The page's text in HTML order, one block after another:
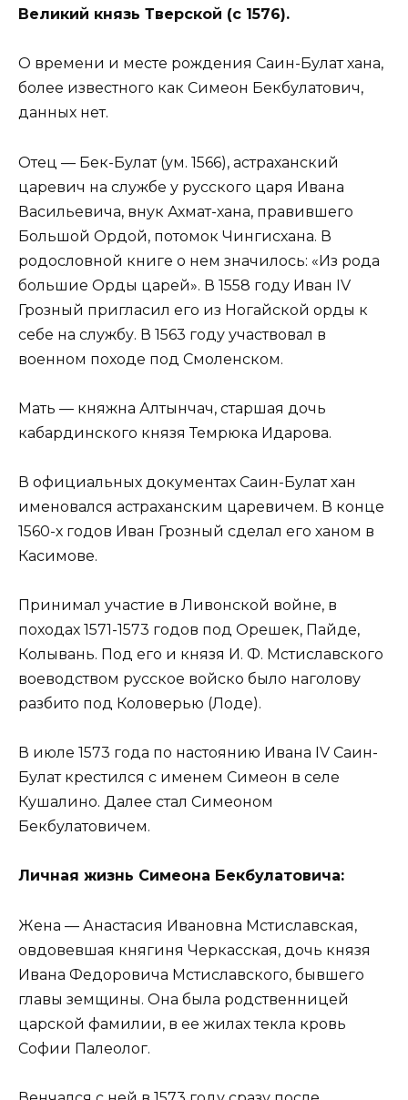
Великий князь Тверской (с 1576).
О времени и месте рождения Саин-Булат хана,
более известного как Симеон Бекбулатович,
данных нет.
Отец — Бек-Булат (ум. 1566), астраханский
царевич на службе у русского царя Ивана
Васильевича, внук Ахмат-хана, правившего
Большой Ордой, потомок Чингисхана. В
родословной книге о нем значилось: «Из рода
большие Орды царей». В 1558 году Иван IV
Грозный пригласил его из Ногайской орды к
себе на службу. В 1563 году участвовал в
военном походе под Смоленском.
Мать — княжна Алтынчач, старшая дочь
кабардинского князя Темрюка Идарова.
В официальных документах Саин-Булат хан
именовался астраханским царевичем. В конце
1560-х годов Иван Грозный сделал его ханом в
Касимове.
Принимал участие в Ливонской войне, в
походах 1571-1573 годов под Орешек, Пайде,
Колывань. Под его и князя И. Ф. Мстиславского
воеводством русское войско было наголову
разбито под Коловерью (Лоде).
В июле 1573 года по настоянию Ивана IV Саин-
Булат крестился с именем Симеон в селе
Кушалино. Далее стал Симеоном
Бекбулатовичем.
Личная жизнь Симеона Бекбулатовича:
Жена — Анастасия Ивановна Мстиславская,
овдовевшая княгиня Черкасская, дочь князя
Ивана Федоровича Мстиславского, бывшего
главы земщины. Она была родственницей
царской фамилии, в ее жилах текла кровь
Софии Палеолог.